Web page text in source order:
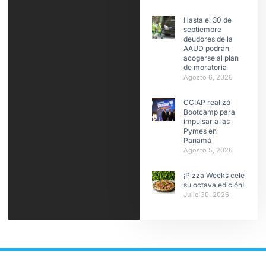
Hasta el 30 de
septiembre
deudores de la
AAUD podrán
acogerse al plan
de moratoria
Agosto 6, 2026
CCIAP realizó
Bootcamp para
impulsar a las
Pymes en
Panamá
Agosto 5, 2026
¡Pizza Weeks celebra
su octava edición!
Julio 30, 2026